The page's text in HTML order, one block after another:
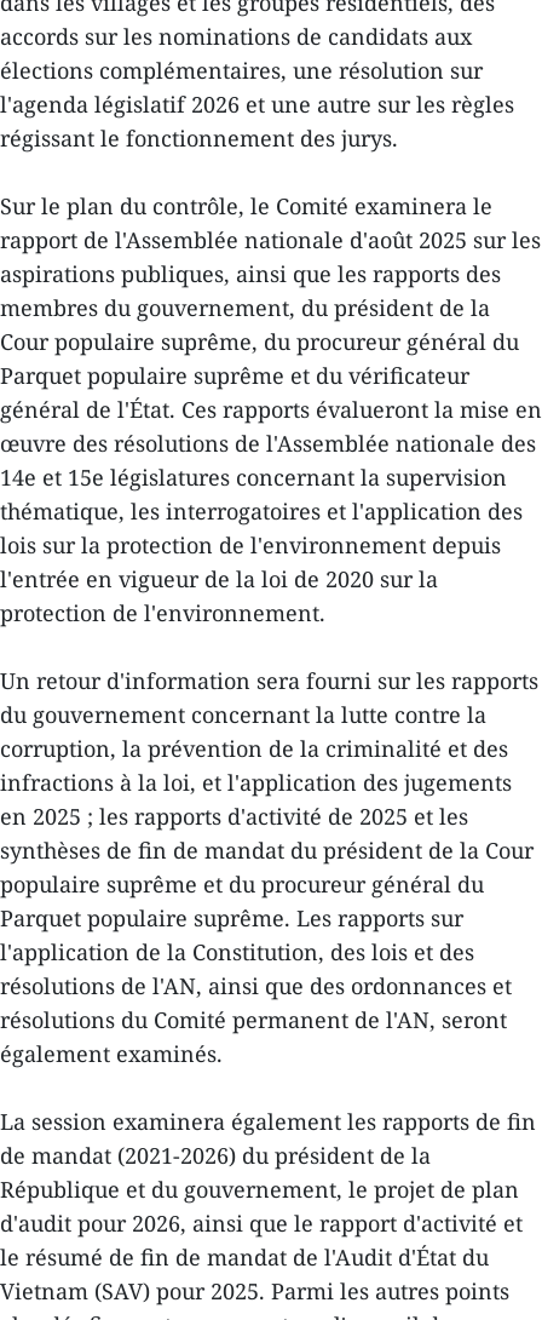
accords sur les nominations de candidats aux
élections complémentaires, une résolution sur
l'agenda législatif 2026 et une autre sur les règles
régissant le fonctionnement des jurys.
Sur le plan du contrôle, le Comité examinera le
rapport de l'Assemblée nationale d'août 2025 sur les
aspirations publiques, ainsi que les rapports des
membres du gouvernement, du président de la
Cour populaire suprême, du procureur général du
Parquet populaire suprême et du vérificateur
général de l'État. Ces rapports évalueront la mise en
œuvre des résolutions de l'Assemblée nationale des
14e et 15e législatures concernant la supervision
thématique, les interrogatoires et l'application des
lois sur la protection de l'environnement depuis
l'entrée en vigueur de la loi de 2020 sur la
protection de l'environnement.
Un retour d'information sera fourni sur les rapports
du gouvernement concernant la lutte contre la
corruption, la prévention de la criminalité et des
infractions à la loi, et l'application des jugements
en 2025 ; les rapports d'activité de 2025 et les
synthèses de fin de mandat du président de la Cour
populaire suprême et du procureur général du
Parquet populaire suprême. Les rapports sur
l'application de la Constitution, des lois et des
résolutions de l'AN, ainsi que des ordonnances et
résolutions du Comité permanent de l'AN, seront
également examinés.
La session examinera également les rapports de fin
de mandat (2021-2026) du président de la
République et du gouvernement, le projet de plan
d'audit pour 2026, ainsi que le rapport d'activité et
le résumé de fin de mandat de l'Audit d'État du
Vietnam (SAV) pour 2025. Parmi les autres points